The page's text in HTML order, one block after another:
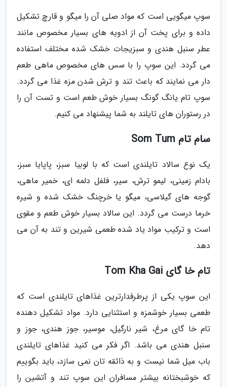
سوپ میگویی است که مواد صلی آن را میگو و قارچ تشکیل
داده و برای پخت آن از ادویه های بسیار مخصوص مانند
عطر سنبل هندی و سبزیجات خشک شده مختلف استفاده
می گردد. این سوپ را با سس های مخصوص ماهی طعم
دار می نمایند که باعث تند و ترش شدن مزه غذا می گردد.
سوپ تام یانگ گونگ بسیار خوش طعم است و تست آن را
در رستوران های تایلند به شما پیشنهاد می کنیم.
سام تام Som Tum
یک نوع سالاد تایلندی است که با لوبیا سبز، پاپایا سبز،
بادام زمینی، لیمو ترش، سیر، فلفل دلمه ای، خمیر ماهی،
گوجه های گیلاسی، میگو یا خرچنگ خشک شده و شیره
خرما درست می گردد. این سالاد بسیار خوش طعم و مقوی
است و ترکیب مواد یاد شده طعمی شیرین و تند به آن می
دهد.
تام خا گای Tom Kha Gai
این سوپ یکی از پرطرفدارترین غذاهای تایلندی است که
طعمی بسیار خوشمزه و استثنایی دارد. مواد تشکیل دهنده
تام خا گای مرغ، شیر نارگیل، موسیر، جوز هندی، جوز و
سنبل هندی می باشد. اگر فکر می کنید غذاهای تایلندی
باب میل شما نیست و به ذائقه تان نمی سازد، باید بگوییم
که خوشبختانه بیشتر مسافران این سوپ تند و آتشین را